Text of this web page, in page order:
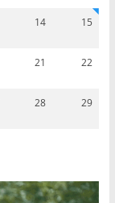
14 15
21 22
28 29